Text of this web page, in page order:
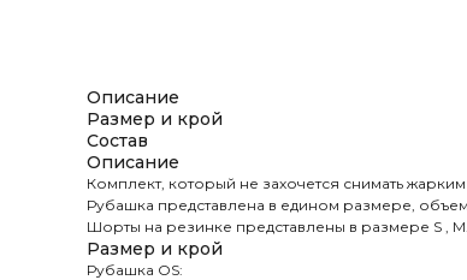
Описание
Размер и крой
Состав
Описание
Комплект, который не захочется снимать
Рубашка представлена в едином размере,
Шорты на резинке представлены в размере S , M.
Размер и крой
Рубашка OS: